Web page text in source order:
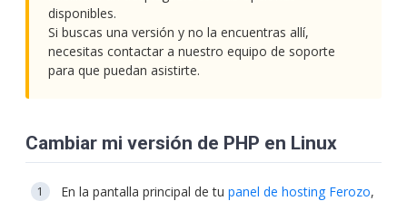
disponibles.
Si buscas una versión y no la encuentras allí,
necesitas contactar a nuestro equipo de soporte
para que puedan asistirte.
Cambiar mi versión de PHP en Linux
En la pantalla principal de tu panel de hosting Ferozo,